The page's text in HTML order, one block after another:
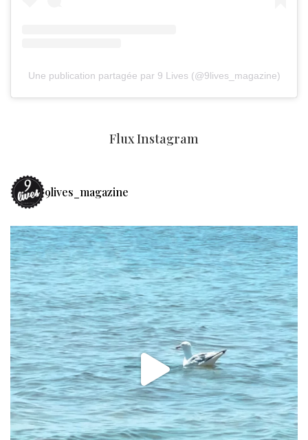
Une publication partagée par 9 Lives (@9lives_magazine)
Flux Instagram
9lives_magazine